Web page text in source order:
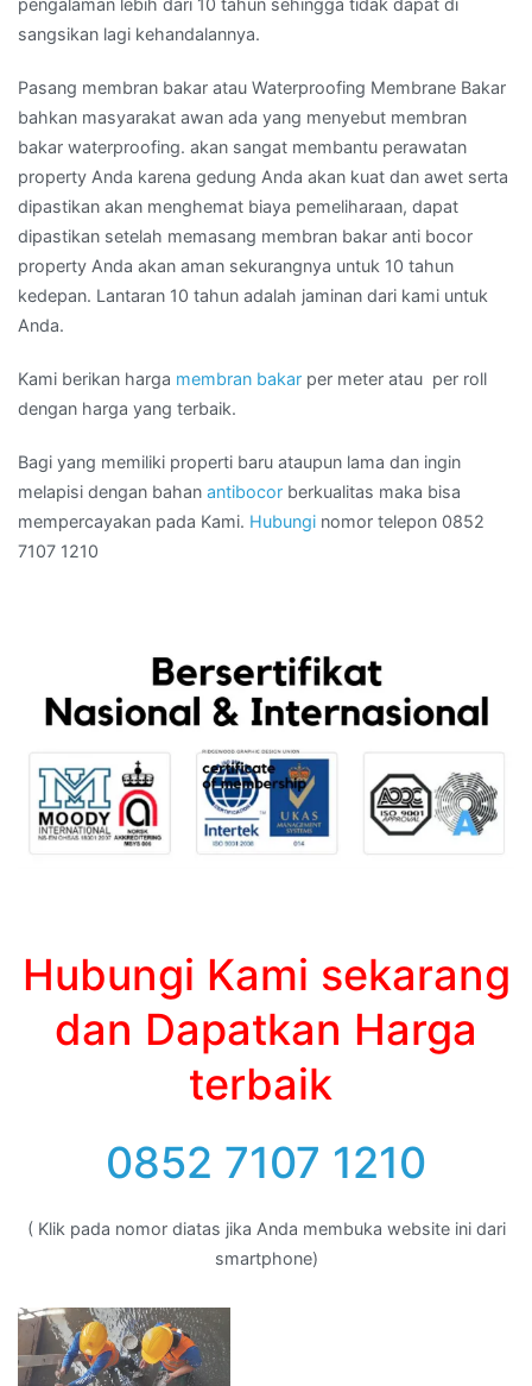
sangsikan lagi kehandalannya.
Pasang membran bakar atau Waterproofing Membrane Bakar
bahkan masyarakat awan ada yang menyebut membran
bakar waterproofing. akan sangat membantu perawatan
property Anda karena gedung Anda akan kuat dan awet serta
dipastikan akan menghemat biaya pemeliharaan, dapat
dipastikan setelah memasang membran bakar anti bocor
property Anda akan aman sekurangnya untuk 10 tahun
kedepan. Lantaran 10 tahun adalah jaminan dari kami untuk
Anda.
Kami berikan harga membran bakar per meter atau per roll
dengan harga yang terbaik.
Bagi yang memiliki properti baru ataupun lama dan ingin
melapisi dengan bahan antibocor berkualitas maka bisa
mempercayakan pada Kami. Hubungi nomor telepon 0852
7107 1210
Hubungi Kami sekarang
dan Dapatkan Harga
terbaik
0852 7107 1210
( Klik pada nomor diatas jika Anda membuka website ini dari
smartphone)